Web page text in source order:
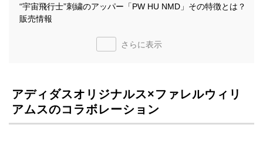
“宇宙飛行士”刺繍のアッパー「PW HU NMD」その特徴とは？
販売情報
さらに表示
アディダスオリジナルス×ファレルウィリ
アムスのコラボレーション